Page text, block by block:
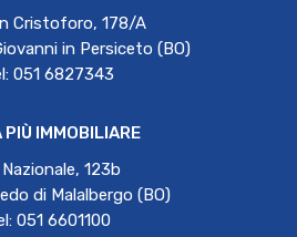
Cristoforo, 178/A
in Persiceto (BO)
051 6827343
PIÙ IMMOBILIARE
123b
di Malalbergo (BO)
051 6601100